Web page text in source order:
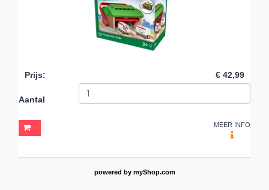
Prijs: € 42,99
Aantal
MEER INFO
powered by myShop.com